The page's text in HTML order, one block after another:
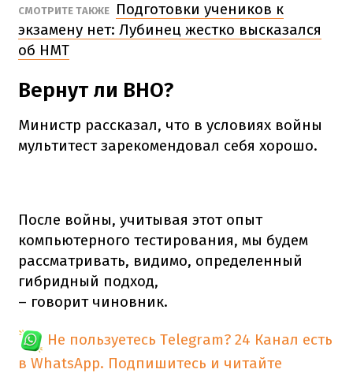
СМОТРИТЕ ТАКЖЕ
Подготовки учеников к
экзамену нет: Лубинец жестко высказался
об НМТ
Вернут ли ВНО?
Министр рассказал, что в условиях войны
мультитест зарекомендовал себя хорошо.
После войны, учитывая этот опыт
компьютерного тестирования, мы будем
рассматривать, видимо, определенный
гибридный подход,
– говорит чиновник.
Не пользуетесь Telegram? 24 Канал есть
в WhatsApp. Подпишитесь и читайте